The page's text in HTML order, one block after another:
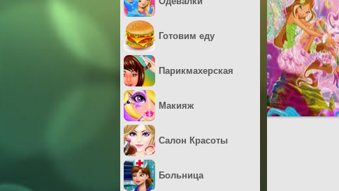
Готовим еду
Парикмахерская
Макияж
Салон Красоты
Больница